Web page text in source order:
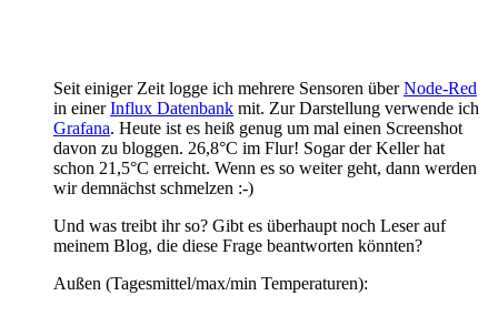
Seit einiger Zeit logge ich mehrere Sensoren überNode-Red
in einerInflux Datenbank mit. Zur Darstellung verwende ich
Grafana. Heute ist es heiß genug um mal einen Screenshot
davon zu bloggen. 26,8°C im Flur! Sogar der Keller hat
schon 21,5°C erreicht. Wenn es so weiter geht, dann werden
wir demnächst schmelzen :-)
Und was treibt ihr so? Gibt es überhaupt noch Leser auf
meinem Blog, die diese Frage beantworten könnten?
Außen (Tagesmittel/max/min Temperaturen):